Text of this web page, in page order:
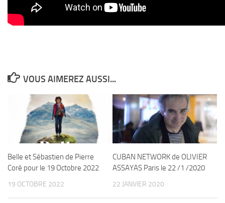
VOUS AIMEREZ AUSSI...
Belle et Sébastien de Pierre
Coré pour le 19 Octobre 2022
19 OCTOBRE 2022
CUBAN NETWORK de OLIVIER
ASSAYAS Paris le 22 /1 /2020
22 JANVIER 2020